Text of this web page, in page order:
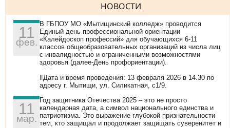
НОВОСТИ
11
фев.
В ГБПОУ МО «Мытищинский колледж» проводится
Единый день профессиональной ориентации
«Калейдоскоп профессий» для обучающихся 6-11
классов общеобразовательных организаций из числа лиц
с инвалидностью и ограниченными возможностями
здоровья (далее-День профориентации).
‼Дата и время проведения: 13 февраля 2026 в 14.30 по
адресу г. Мытищи, ул. Силикатная, с1/9.
11
мар.
Год защитника Отечества 2025 – это не просто
календарная дата, а символ национального единства и
патриотизма. Это выражение глубокой признательности
тем, кто защищал и продолжает защищать суверенитет и